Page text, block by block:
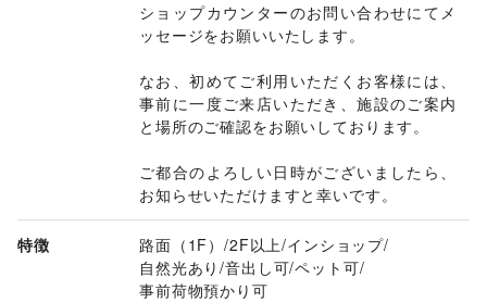
ショップカウンターのお問い合わせにてメ
ッセージをお願いいたします。
なお、初めてご利用いただくお客様には、
事前に一度ご来店いただき、施設のご案内
と場所のご確認をお願いしております。
ご都合のよろしい日時がございましたら、
お知らせいただけますと幸いです。
特徴 路面（1F）/2F以上/インショップ/
自然光あり/音出し可/ペット可/
事前荷物預かり可